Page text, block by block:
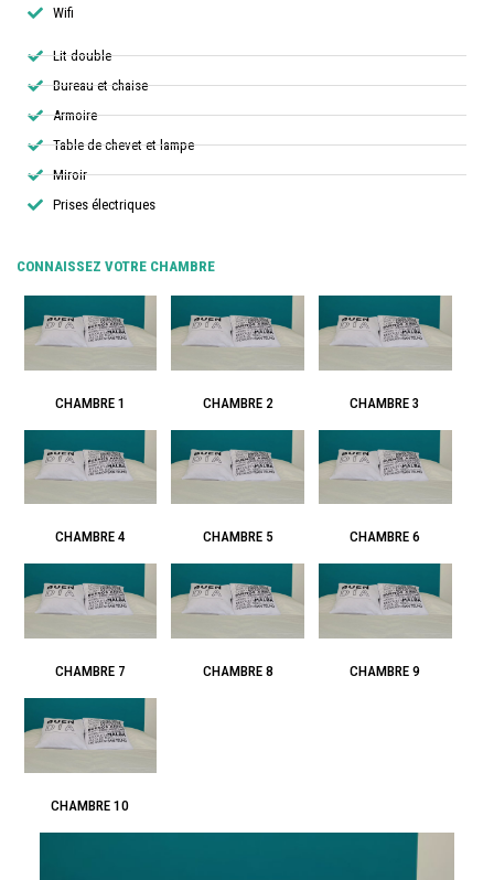
Wifi
Lit double
Bureau et chaise
Armoire
Table de chevet et lampe
Miroir
Prises électriques
CONNAISSEZ VOTRE CHAMBRE
CHAMBRE 1 CHAMBRE 2 CHAMBRE 3
CHAMBRE 4 CHAMBRE 5 CHAMBRE 6
CHAMBRE 7 CHAMBRE 8 CHAMBRE 9
CHAMBRE 10